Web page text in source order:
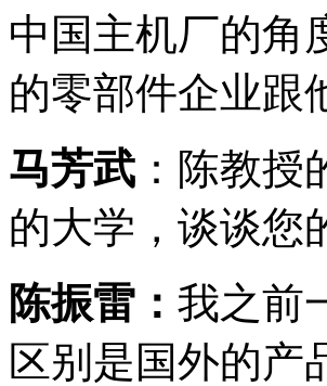
中国主机厂的角
的零部件企业跟
马芳武 ：陈教
的大学，谈谈您
陈振雷： 我之前
区别是国外的产